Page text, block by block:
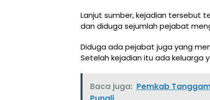
Lanjut sumber, kejadian tersebut
dan diduga sejumlah pejabat
Diduga ada pejabat juga yang
Setelah kejadian itu ada keluarga
Baca juga: Pemkab